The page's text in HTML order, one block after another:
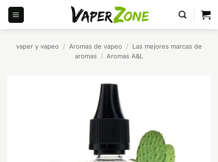
Saltar
contenido
vaper y vapeo / Aromas de vapeo /
Las mejores marcas de
aromas
/ Aromas A&L